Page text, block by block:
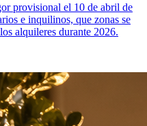
provisional el 10 de abril de
e inquilinos, que zonas se
alquileres durante 2026.